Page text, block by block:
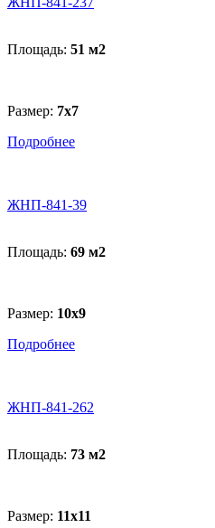
Площадь: 51 м2
Размер: 7x7
Подробнее
ЖНП-841-39
Площадь: 69 м2
Размер: 10х9
Подробнее
ЖНП-841-262
Площадь: 73 м2
Размер: 11x11